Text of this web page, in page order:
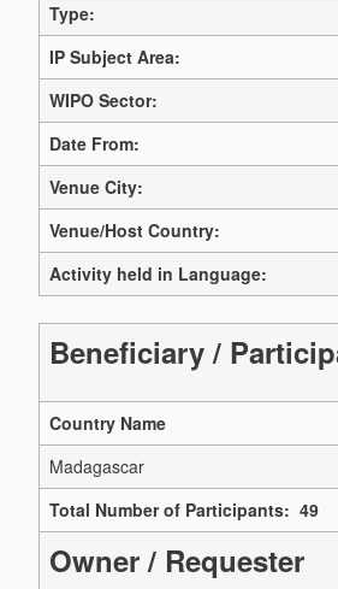
Type:
IP Subject Area:
WIPO Sector:
Date From:
Venue City:
Venue/Host Country:
Activity held in Language:
Beneficiary /
Country Name
Madagascar
Total Number of Participants: 49
Owner / Requester